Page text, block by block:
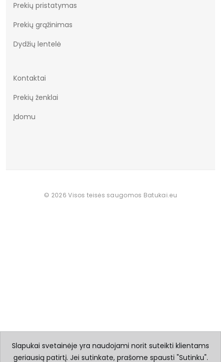
Prekių pristatymas
Prekių grąžinimas
Dydžių lentelė
Kontaktai
Prekių ženklai
Įdomu
© 2026 Visos teisės saugomos Batukai.eu
Slapukai svetainėje yra naudojami norit suteikti klientams
geriausią patirtį. Jei sutinkate, prašome spausti "Sutinku".